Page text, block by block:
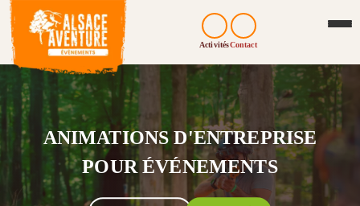
ActivitésContact
ANIMATIONS D'ENTREPRISE
POUR ÉVÉNEMENTS